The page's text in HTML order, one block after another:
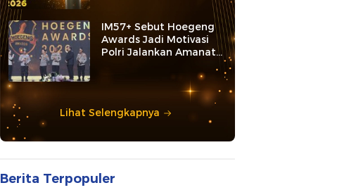
IM57+ Sebut Hoegeng
Awards Jadi Motivasi
Polri Jalankan Amanat
Lihat Selengkapnya
Berita Terpopuler